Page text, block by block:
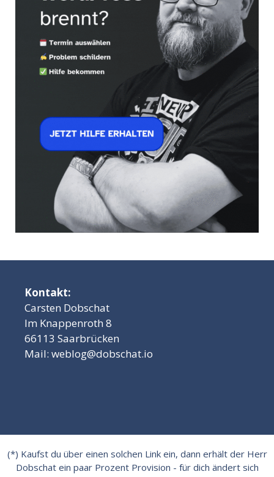
Kontakt:
Carsten Dobschat
Im Knappenroth 8
66113 Saarbrücken
Mail: weblog@dobschat.io
(*) Kaufst du über einen solchen Link ein, dann erhält der Herr
Dobschat ein paar Prozent Provision - für dich ändert sich